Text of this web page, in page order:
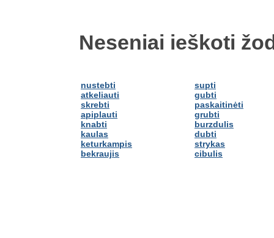
Neseniai ieškoti
nustebti
atkeliauti
skrebti
apiplauti
knabti
kaulas
keturkampis
bekraujis
supti
gubti
paskaitinėti
grubti
burzdulis
dubti
strykas
cibulis